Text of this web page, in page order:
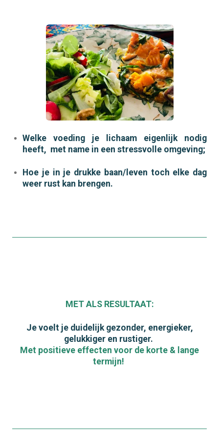
Welke voeding je lichaam eigenlijk nodig
heeft, met name in een stressvolle omgeving;
Hoe je in je drukke baan/leven toch elke dag
weer rust kan brengen.
MET ALS RESULTAAT:
Je voelt je duidelijk gezonder, energieker,
gelukkiger en rustiger.
Met positieve effecten voor de korte & lange
termijn!